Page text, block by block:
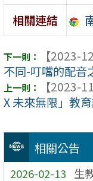
相關公告
2026-02-13 生
相關連結
【2023-
不同-叮噹的配音
【2023-
X 未來無限」教